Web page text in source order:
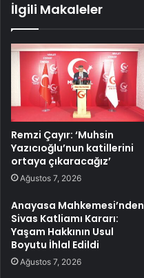
İlgili Makaleler
Remzi Çayır: ‘Muhsin
Yazıcıoğlu’nun katillerini
ortaya çıkaracağız’
Ağustos 7, 2026
Anayasa Mahkemesi’nden
Sivas Katliamı Kararı:
Yaşam Hakkının Usul
Boyutu İhlal Edildi
Ağustos 7, 2026